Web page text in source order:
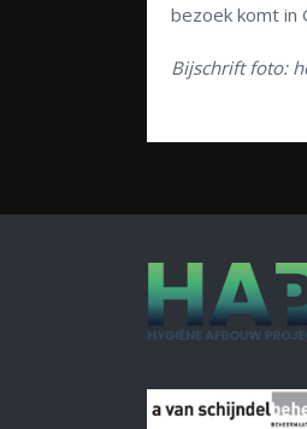
bezoek komt in
Bijschrift foto: